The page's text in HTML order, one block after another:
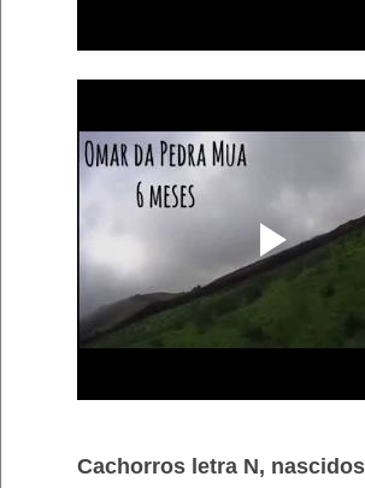
Cachorros letra N,